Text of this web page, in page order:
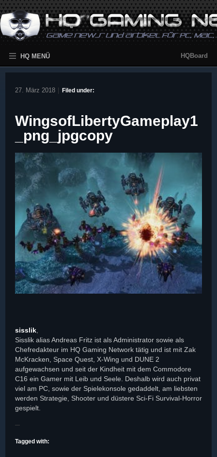
HQ MENÜ HQBoard
27. März 2018 Filed under:
WingsofLibertyGameplay1
_png_jpgcopy
sisslik
Sisslik alias Andreas Fritz ist als Administrator sowie als
Chefredakteur im HQ Gaming Network tätig und ist mit Zak
McKracken, Space Quest, X-Wing und DUNE 2
aufgewachsen und seit der Kindheit mit dem Commodore
C16 ein Gamer mit Leib und Seele. Deshalb wird auch privat
viel am PC, sowie der Spielekonsole gedaddelt, am liebsten
werden Strategie, Shooter und düstere Sci-Fi Survival-Horror
gespielt.
Tagged with: